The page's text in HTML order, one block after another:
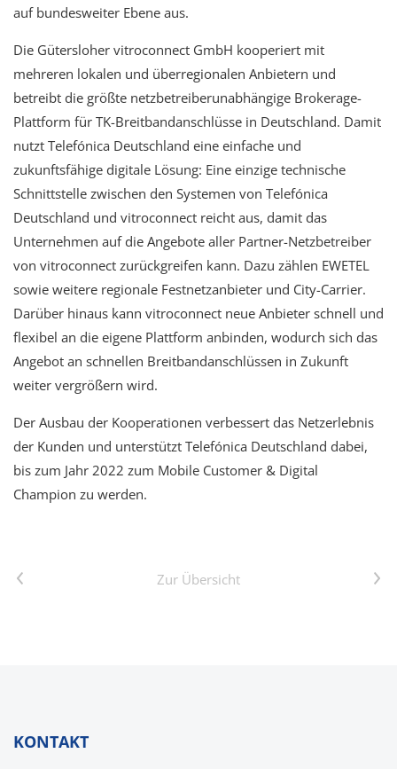
auf bundesweiter Ebene aus.
Die Gütersloher vitroconnect GmbH kooperiert mit
mehreren lokalen und überregionalen Anbietern und
betreibt die größte netzbetreiberunabhängige Brokerage-
Plattform für TK-Breitbandanschlüsse in Deutschland. Damit
nutzt Telefónica Deutschland eine einfache und
zukunftsfähige digitale Lösung: Eine einzige technische
Schnittstelle zwischen den Systemen von Telefónica
Deutschland und vitroconnect reicht aus, damit das
Unternehmen auf die Angebote aller Partner-Netzbetreiber
von vitroconnect zurückgreifen kann. Dazu zählen EWETEL
sowie weitere regionale Festnetzanbieter und City-Carrier.
Darüber hinaus kann vitroconnect neue Anbieter schnell und
flexibel an die eigene Plattform anbinden, wodurch sich das
Angebot an schnellen Breitbandanschlüssen in Zukunft
weiter vergrößern wird.
Der Ausbau der Kooperationen verbessert das Netzerlebnis
der Kunden und unterstützt Telefónica Deutschland dabei,
bis zum Jahr 2022 zum Mobile Customer & Digital
Champion zu werden.
Vorheriger Artikel Zur Übersicht Nächster Artikel
KONTAKT